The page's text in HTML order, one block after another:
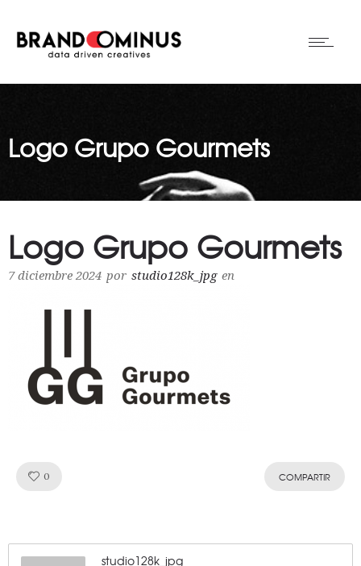
Logo Grupo Gourmets
Logo Grupo Gourmets
7 diciembre 2024 por studio128k_jpg en
0 COMPARTIR
studio128k_jpg